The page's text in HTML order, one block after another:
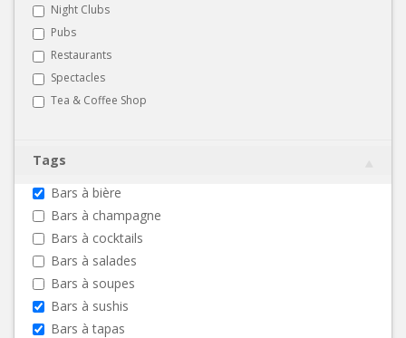
Night Clubs
Pubs
Restaurants
Spectacles
Tea & Coffee Shop
Tags
Bars à bière
Bars à champagne
Bars à cocktails
Bars à salades
Bars à soupes
Bars à sushis
Bars à tapas